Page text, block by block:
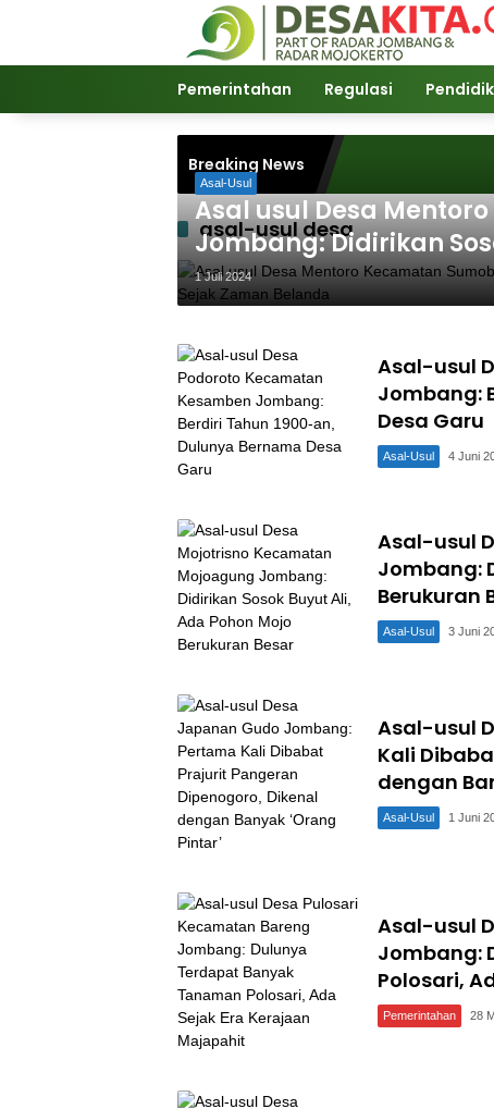
Pemerintahan Regulasi
Breaking News
asal-usul desa
Asal-Usul
Asal usul Desa
Jombang: Didirikan
Sejak Zaman Belanda
1 Juli 2024
Asal-usul
Jombang:
Desa Garu
Asal-Usul 4 Juni
Asal-usul
Jombang:
Berukuran
Asal-Usul 3 Juni
Asal-usul
Kali
dengan
Asal-Usul 1 Juni
Asal-usul
Jombang:
Polosari,
Pemerintahan 28